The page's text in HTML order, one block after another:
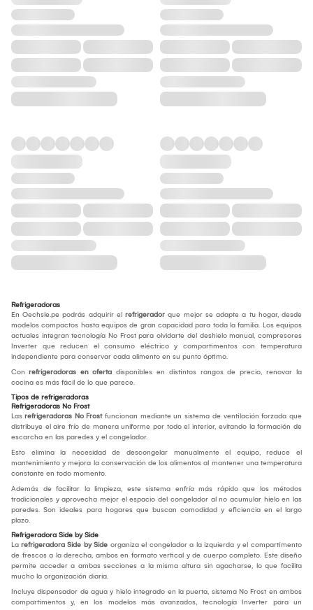
Refrigeradoras
En Oechsle.pe podrás adquirir el refrigerador que mejor se adapte a tu hogar, desde
modelos compactos hasta equipos de gran capacidad para toda la familia. Los equipos
actuales integran tecnología No Frost para olvidarte del deshielo manual, compresores
Inverter que reducen el consumo eléctrico y compartimentos con temperatura
independiente para conservar cada alimento en su punto óptimo.
Con refrigeradoras en oferta disponibles en distintos rangos de precio, renovar la
cocina es más fácil de lo que parece.
Tipos de refrigeradoras
Refrigeradoras No Frost
Las refrigeradoras No Frostfuncionan mediante un sistema de ventilación forzada que
distribuye el aire frío de manera uniforme por todo el interior, evitando la formación de
escarcha en las paredes y el congelador.
Esto elimina la necesidad de descongelar manualmente el equipo, reduce el
mantenimiento y mejora la conservación de los alimentos al mantener una temperatura
constante en todo momento.
Además de facilitar la limpieza, este sistema enfría más rápido que los métodos
tradicionales y aprovecha mejor el espacio del congelador al no acumular hielo en las
paredes. Son ideales para hogares que buscan comodidad y eficiencia en el largo
plazo.
Refrigeradora Side by Side
La refrigeradora Side by Side organiza el congelador a la izquierda y el compartimento
de frescos a la derecha, ambos en formato vertical y de cuerpo completo. Este diseño
permite acceder a ambas secciones a la misma altura sin agacharse, lo que facilita
mucho la organización diaria.
Incluye dispensador de agua y hielo integrado en la puerta, sistema No Frost en ambos
compartimentos y, en los modelos más avanzados, tecnología Inverter para un